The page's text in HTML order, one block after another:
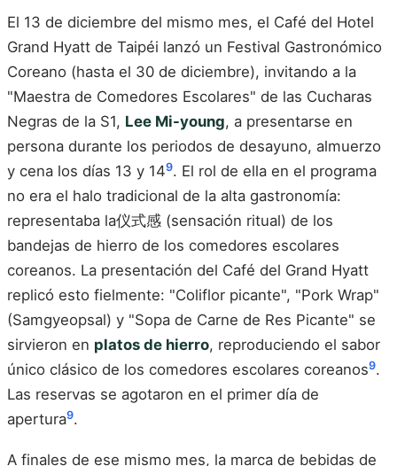
El 13 de diciembre del mismo mes, el Café del Hotel
Grand Hyatt de Taipéi lanzó un Festival Gastronómico
Coreano (hasta el 30 de diciembre), invitando a la
"Maestra de Comedores Escolares" de las Cucharas
Negras de la S1, Lee Mi-young, a presentarse en
persona durante los periodos de desayuno, almuerzo
y cena los días 13 y 149. El rol de ella en el programa
no era el halo tradicional de la alta gastronomía:
representaba la仪式感 (sensación ritual) de los
bandejas de hierro de los comedores escolares
coreanos. La presentación del Café del Grand Hyatt
replicó esto fielmente: "Coliflor picante", "Pork Wrap"
(Samgyeopsal) y "Sopa de Carne de Res Picante" se
sirvieron en platos de hierro, reproduciendo el sabor
único clásico de los comedores escolares coreanos9.
Las reservas se agotaron en el primer día de
apertura9.
A finales de ese mismo mes, la marca de bebidas de